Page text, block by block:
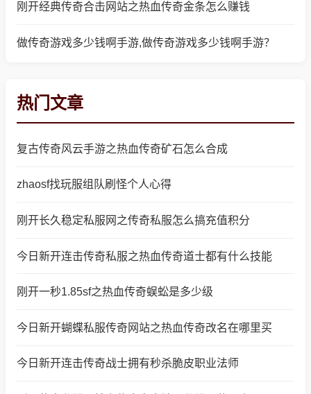
刚开经典传奇合击网站之热血传奇金条怎么赚钱
做传奇游戏多少钱啊手游,做传奇游戏多少钱啊手游？
热门文章
复古传奇风云手游之热血传奇矿石怎么合成
zhaosf找玩服组队刷怪个人心得
刚开长久稳定私服网之传奇私服怎么搞充值积分
今日新开连击传奇私服之热血传奇道士都有什么技能
刚开一秒1.85sf之热血传奇蜈蚣是多少级
今日新开蝴蝶私服传奇网站之热血传奇改名在哪里买
今日新开连击传奇战士拥有秒杀脆皮职业法师